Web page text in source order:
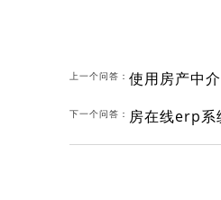
上一个问答： 使用房产中
下一个问答： 房在线erp系